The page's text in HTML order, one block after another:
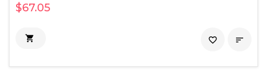
$67.05
 
favorite_border